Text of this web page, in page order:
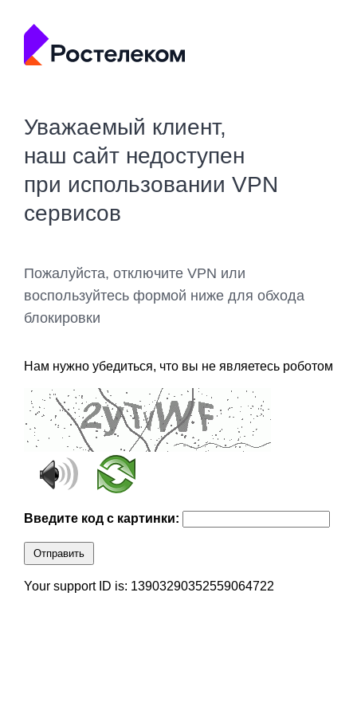
Уважаемый клиент,
наш сайт недоступен
при использовании VPN
сервисов
Пожалуйста, отключите VPN или
воспользуйтесь формой ниже для обхода
блокировки
Нам нужно убедиться, что вы не являетесь роботом
Введите код с картинки:
Отправить
Your support ID is: 13903290352559064722